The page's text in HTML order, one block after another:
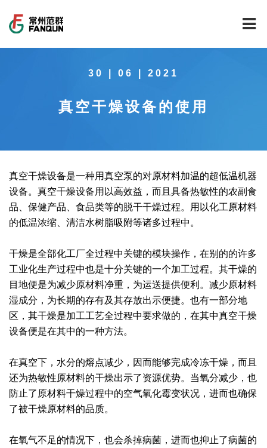
公司介绍
公司荣誉
范群文化
公司大事记
载体催化剂全自动生产线系列
回转圆筒干燥焙烧系列
气流干燥系列
喷雾干燥机系列
带式干燥焙烧系列
真空干燥系列
桨叶式干燥系列
载体干燥系列
新能源新材料行业
制药行业
食品行业
环保行业
化工行业
技术中心
工程实验室
工程技术中心
质量监督技术中心
新闻中心
范群新闻
行业新闻
技术专栏
服务中心
常见问题
社会责任
全球契约组织成员
公共责任
公益支持
社会责任报告
绿色发展
绿色工厂
人才招聘
联系我们
30 | 06 | 2021
真空干燥设备的使用
真空干燥设备是一种用真空泵的对原材料加温的超低温机器
设备。真空干燥设备用以高效益，而且具备热敏性的农副食
品、保健产品、食品类等的脱干干燥过程。用以化工原材料
的低温浓缩、清洁水树脂吸附等诸多过程中。
干燥是全部化工厂全过程中关键的模块操作，在别的的许多
工业化生产过程中也是十分关键的一个加工过程。其干燥的
目地便是为减少原材料净重，为运送提供便利。减少原材料
湿成分，为长期的存有及其存放出示便捷。也有一部分地
区，其干燥是加工工艺全过程中要求做的，在其中真空干燥
设备便是在其中的一种方法。
在真空下，水分的熔点减少，因而能够完成冷冻干燥，而且
还为热敏性原材料的干燥出示了资源优势。当氧分减少，也
防止了原材料干燥过程中的空气氧化霉变状况，进而也确保
了被干燥原材料的品质。
在氧气不足的情况下，也会杀掉病菌，进而也抑止了病菌的